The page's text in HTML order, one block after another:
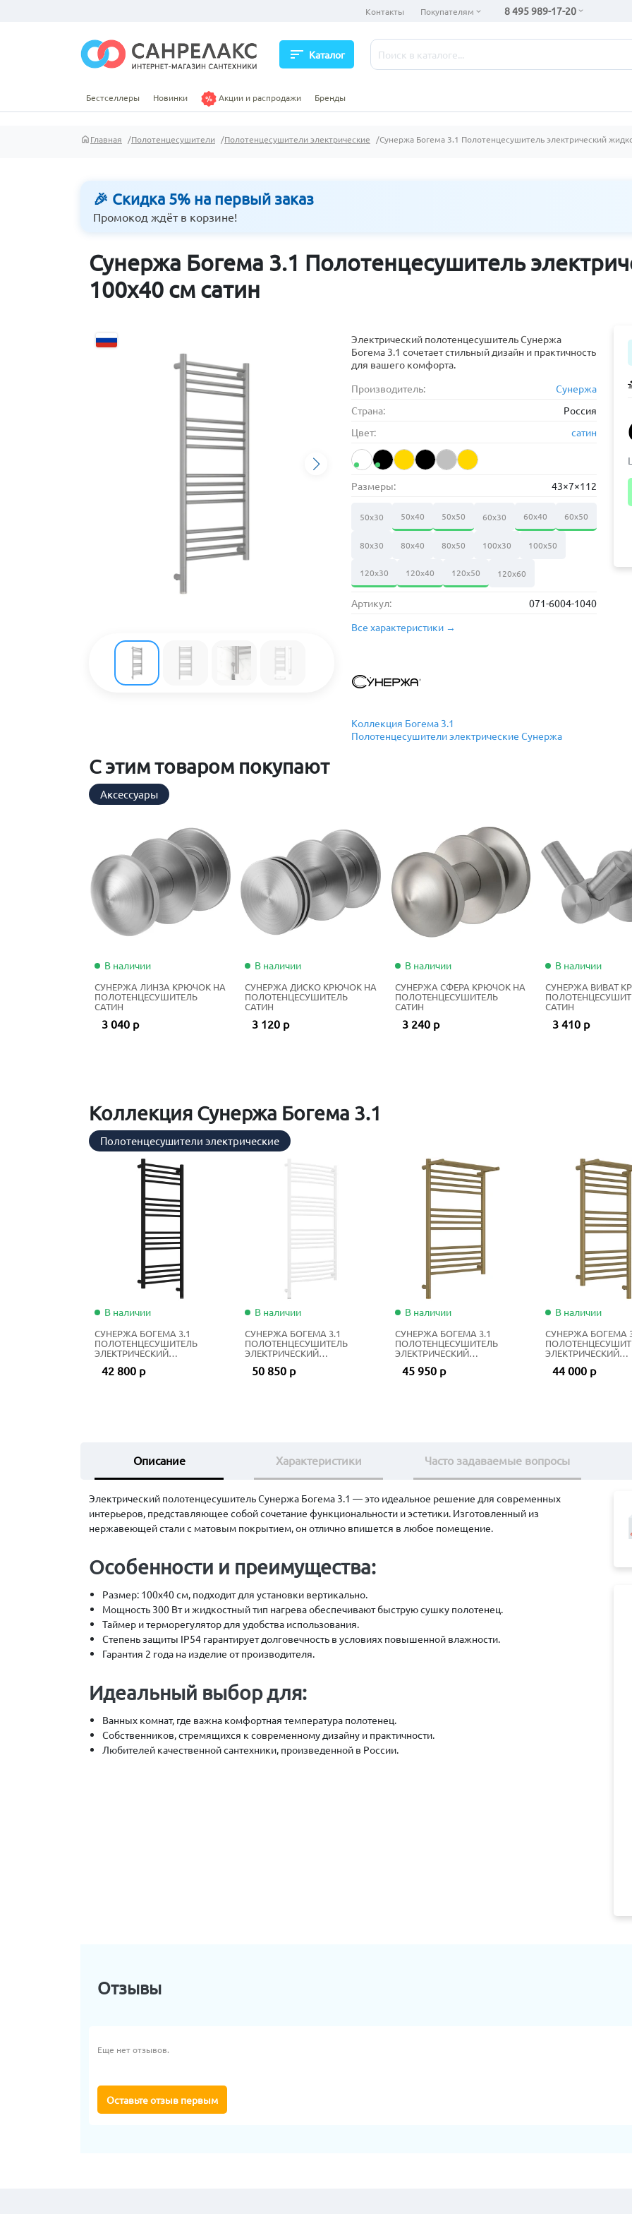
Контакты Покупателям 8 495 989-17-20
sort Каталог
Бестселлеры Новинки Акции и распродажи Бренды
Главная Полотенцесушители Полотенцесушители электрические Сунержа Богема 3.1 Полотенцесушитель электрический
🎉 Скидка 5% на первый заказ
Промокод ждёт в корзине!
Сунержа Богема 3.1 Полотенцесушитель
100х40 см сатин
Электрический полотенцесушитель Сунержа
Богема 3.1 сочетает стильный дизайн и практичность
для вашего комфорта.
Производитель:
Сунержа
Страна:
Россия
Цвет:
сатин
Размеры: 43×7×112
50х30 50х40 50х50 60х30 60х40 60х50
80х30 80х40 80х50 100х30 100х50
120х30 120х40 120х50 120х60
Артикул:
071-6004-1040
Все характеристики →
Коллекция Богема 3.1
Полотенцесушители электрические Сунержа
С этим товаром покупают
Аксессуары
В наличии
СУНЕРЖА ЛИНЗА КРЮЧОК НА
ПОЛОТЕНЦЕСУШИТЕЛЬ
САТИН
3 040 р
В наличии
СУНЕРЖА ДИСКО КРЮЧОК НА
ПОЛОТЕНЦЕСУШИТЕЛЬ
САТИН
3 120 р
В наличии
СУНЕРЖА СФЕРА КРЮЧОК НА
ПОЛОТЕНЦЕСУШИТЕЛЬ
САТИН
3 240 р
В наличии
СУНЕРЖА ВИВАТ
САТИН
3 410 р
Коллекция Сунержа Богема 3.1
Полотенцесушители электрические
В наличии
СУНЕРЖА БОГЕМА 3.1
ПОЛОТЕНЦЕСУШИТЕЛЬ
ЭЛЕКТРИЧЕСКИЙ
МАТОВЫЙ ЧЁРНЫЙ
42 800 р
В наличии
СУНЕРЖА БОГЕМА 3.1
ПОЛОТЕНЦЕСУШИТЕЛЬ
ЭЛЕКТРИЧЕСКИЙ
МАТОВЫЙ БЕЛЫЙ
50 850 р
В наличии
СУНЕРЖА БОГЕМА 3.1
ПОЛОТЕНЦЕСУШИТЕЛЬ
ЭЛЕКТРИЧЕСКИЙ
ЗОЛОТОЙ ШЁЛК
45 950 р
В наличии
СУНЕРЖА БОГЕМА
ЭЛЕКТРИЧЕСКИЙ
ЗОЛОТОЙ ШЁЛК
44 000 р
Описание Характеристики Часто задаваемые вопросы
Электрический полотенцесушитель Сунержа Богема 3.1 — это идеальное решение для современных
интерьеров, представляющее собой сочетание функциональности и эстетики. Изготовленный из
нержавеющей стали с матовым покрытием, он отлично впишется в любое помещение.
Особенности и преимущества:
Размер: 100х40 см, подходит для установки вертикально.
Мощность 300 Вт и жидкостный тип нагрева обеспечивают быструю сушку полотенец.
Таймер и терморегулятор для удобства использования.
Степень защиты IP54 гарантирует долговечность в условиях повышенной влажности.
Гарантия 2 года на изделие от производителя.
Идеальный выбор для:
Ванных комнат, где важна комфортная температура полотенец.
Собственников, стремящихся к современному дизайну и практичности.
Любителей качественной сантехники, произведенной в России.
Отзывы
Еще нет отзывов.
Оставьте отзыв первым